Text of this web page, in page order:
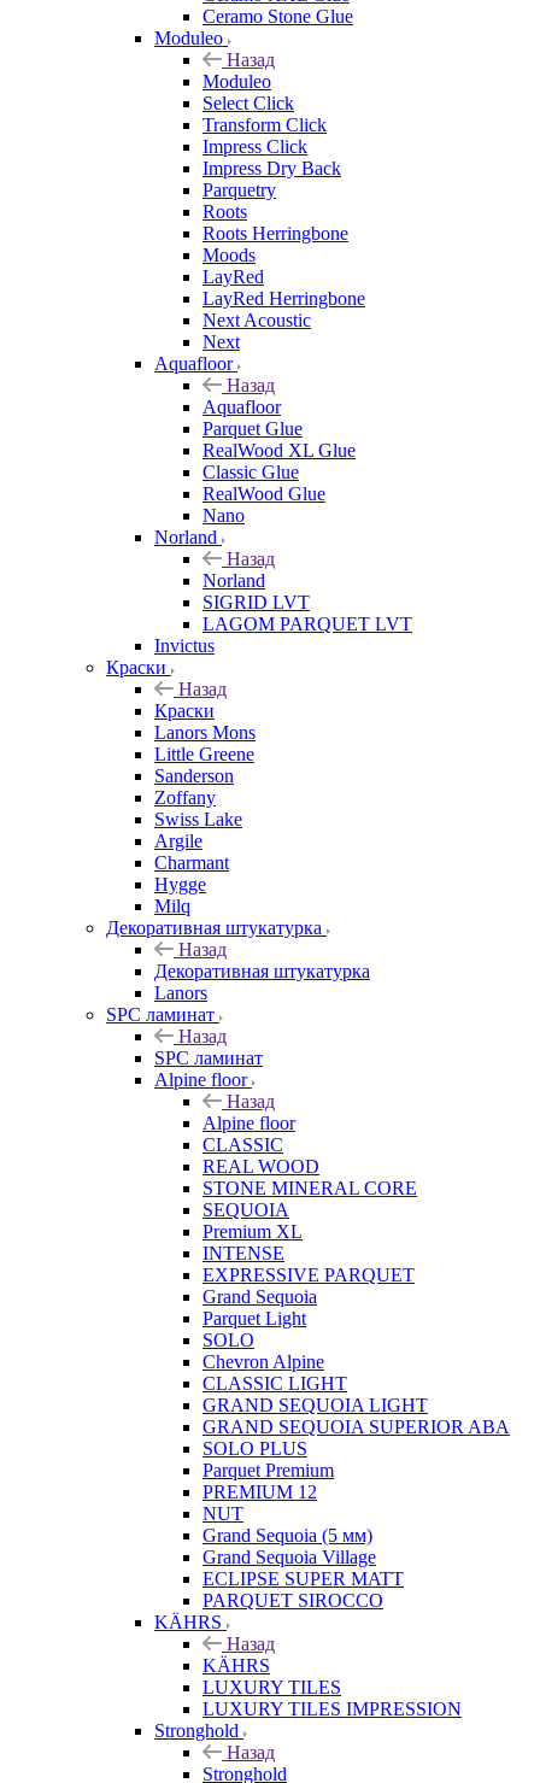
Ceramo Stone Glue
Moduleo
Назад
Moduleo
Select Click
Transform Click
Impress Click
Impress Dry Back
Parquetry
Roots
Roots Herringbone
Moods
LayRed
LayRed Herringbone
Next Acoustic
Next
Aquafloor
Назад
Aquafloor
Parquet Glue
RealWood XL Glue
Classic Glue
RealWood Glue
Nano
Norland
Назад
Norland
SIGRID LVT
LAGOM PARQUET LVT
Invictus
Краски
Назад
Краски
Lanors Mons
Little Greene
Sanderson
Zoffany
Swiss Lake
Argile
Charmant
Hygge
Milq
Декоративная штукатурка
Назад
Декоративная штукатурка
Lanors
SPC ламинат
Назад
SPC ламинат
Alpine floor
Назад
Alpine floor
CLASSIC
REAL WOOD
STONE MINERAL CORE
SEQUOIA
Premium XL
INTENSE
EXPRESSIVE PARQUET
Grand Sequoia
Parquet Light
SOLO
Chevron Alpine
CLASSIC LIGHT
GRAND SEQUOIA LIGHT
GRAND SEQUOIA SUPERIOR ABA
SOLO PLUS
Parquet Premium
PREMIUM 12
NUT
Grand Sequoia (5 мм)
Grand Sequoia Village
ECLIPSE SUPER MATT
PARQUET SIROCCO
KÄHRS
Назад
KÄHRS
LUXURY TILES
LUXURY TILES IMPRESSION
Stronghold
Назад
Stronghold